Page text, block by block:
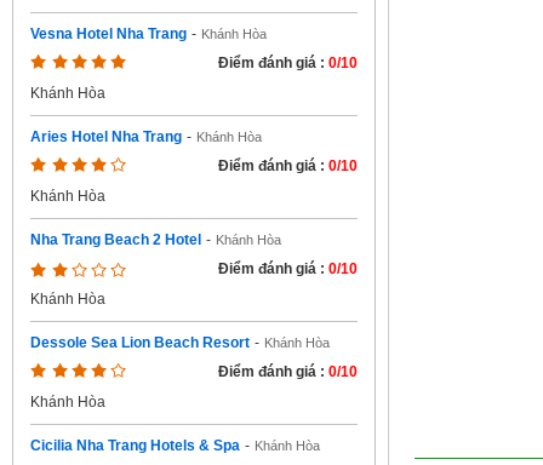
Vesna Hotel Nha Trang - Khánh Hòa
Điểm đánh giá : 0/10
Khánh Hòa
Aries Hotel Nha Trang - Khánh Hòa
Điểm đánh giá : 0/10
Khánh Hòa
Nha Trang Beach 2 Hotel - Khánh Hòa
Điểm đánh giá : 0/10
Khánh Hòa
Dessole Sea Lion Beach Resort - Khánh Hòa
Điểm đánh giá : 0/10
Khánh Hòa
Cicilia Nha Trang Hotels & Spa - Khánh Hòa